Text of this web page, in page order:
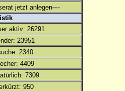
jetzt anlegen---
aktiv: 26291
23951
2340
4409
7309
950